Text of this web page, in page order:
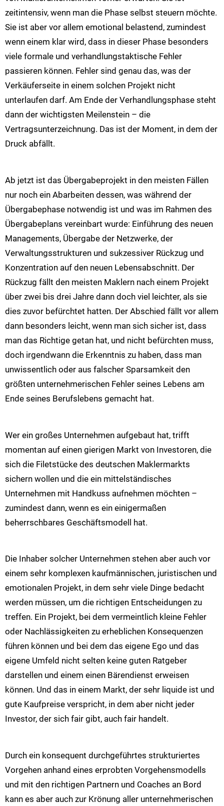
zeitintensiv, wenn man die Phase selbst steuern möchte.
Sie ist aber vor allem emotional belastend, zumindest
wenn einem klar wird, dass in dieser Phase besonders
viele formale und verhandlungstaktische Fehler
passieren können. Fehler sind genau das, was der
Verkäuferseite in einem solchen Projekt nicht
unterlaufen darf. Am Ende der Verhandlungsphase steht
dann der wichtigsten Meilenstein – die
Vertragsunterzeichnung. Das ist der Moment, in dem der
Druck abfällt.
Ab jetzt ist das Übergabeprojekt in den meisten Fällen
nur noch ein Abarbeiten dessen, was während der
Übergabephase notwendig ist und was im Rahmen des
Übergabeplans vereinbart wurde: Einführung des neuen
Managements, Übergabe der Netzwerke, der
Verwaltungsstrukturen und sukzessiver Rückzug und
Konzentration auf den neuen Lebensabschnitt. Der
Rückzug fällt den meisten Maklern nach einem Projekt
über zwei bis drei Jahre dann doch viel leichter, als sie
dies zuvor befürchtet hatten. Der Abschied fällt vor allem
dann besonders leicht, wenn man sich sicher ist, dass
man das Richtige getan hat, und nicht befürchten muss,
doch irgendwann die Erkenntnis zu haben, dass man
unwissentlich oder aus falscher Sparsamkeit den
größten unternehmerischen Fehler seines Lebens am
Ende seines Berufslebens gemacht hat.
Wer ein großes Unternehmen aufgebaut hat, trifft
momentan auf einen gierigen Markt von Investoren, die
sich die Filetstücke des deutschen Maklermarkts
sichern wollen und die ein mittelständisches
Unternehmen mit Handkuss aufnehmen möchten –
zumindest dann, wenn es ein einigermaßen
beherrschbares Geschäftsmodell hat.
Die Inhaber solcher Unternehmen stehen aber auch vor
einem sehr komplexen kaufmännischen, juristischen und
emotionalen Projekt, in dem sehr viele Dinge bedacht
werden müssen, um die richtigen Entscheidungen zu
treffen. Ein Projekt, bei dem vermeintlich kleine Fehler
oder Nachlässigkeiten zu erheblichen Konsequenzen
führen können und bei dem das eigene Ego und das
eigene Umfeld nicht selten keine guten Ratgeber
darstellen und einem einen Bärendienst erweisen
können. Und das in einem Markt, der sehr liquide ist und
gute Kaufpreise verspricht, in dem aber nicht jeder
Investor, der sich fair gibt, auch fair handelt.
Durch ein konsequent durchgeführtes strukturiertes
Vorgehen anhand eines erprobten Vorgehensmodells
und mit den richtigen Partnern und Coaches an Bord
kann es aber auch zur Krönung aller unternehmerischen